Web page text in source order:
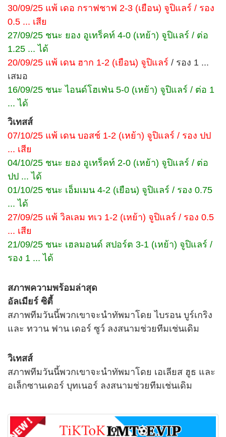
30/09/25 แพ้ เดอ กราฟชาฟ 2-3 (เยือน) จูปิแลร์ / รอง
0.5 ... เสีย
27/09/25 ชนะ ยอง อูเทร็คท์ 4-0 (เหย้า) จูปิแลร์ / ต่อ
1.25 ... ได้
20/09/25 แพ้ เดน ฮาก 1-2 (เยือน) จูปิแลร์ / รอง 1 ...
เสมอ
16/09/25 ชนะ ไอนด์โฮเฟ่น 5-0 (เหย้า) จูปิแลร์ / ต่อ 1
... ได้
วิเทสส์
07/10/25 แพ้ เดน บอสช์ 1-2 (เหย้า) จูปิแลร์ / รอง ปป
... เสีย
04/10/25 ชนะ ยอง อูเทร็คท์ 2-0 (เหย้า) จูปิแลร์ / ต่อ
ปป ... ได้
01/10/25 ชนะ เอ็มเมน 4-2 (เยือน) จูปิแลร์ / รอง 0.75
... ได้
27/09/25 แพ้ วิลเลม ทเว 1-2 (เหย้า) จูปิแลร์ / รอง 0.5
... เสีย
21/09/25 ชนะ เฮลมอนด์ สปอร์ต 3-1 (เหย้า) จูปิแลร์ /
รอง 1 ... ได้
สภาพความพร้อมล่าสุด
อัลเมียร์ ซิตี้
สภาพทีมวันนี้พวกเขาจะนำทัพมาโดย ไบรอน บูร์เกริง
และ ทวาน ฟาน เดอร์ ซูว์ ลงสนามช่วยทีมเช่นเดิม
วิเทสส์
สภาพทีมวันนี้พวกเขาจะนำทัพมาโดย เอเลียส ฮูธ และ
อเล็กซานเดอร์ บุทเนอร์ ลงสนามช่วยทีมเช่นเดิม